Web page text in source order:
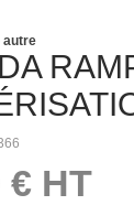
autre
€ HT